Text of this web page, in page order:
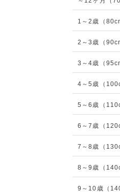
1～2歳（
2～3歳（
3～4歳（
4～5歳（
5～6歳（
6～7歳（
7～8歳（
8～9歳（
9～10歳（